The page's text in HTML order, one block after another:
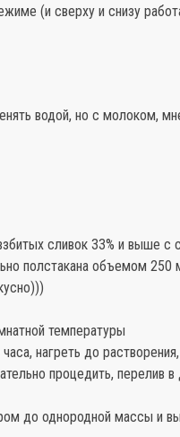
(и сверху и снизу
водой, но с молоком,
сливок 33% и выше с
полстакана объемом 250
температуры
нагреть до
процедить, перелив
до однородной массы и